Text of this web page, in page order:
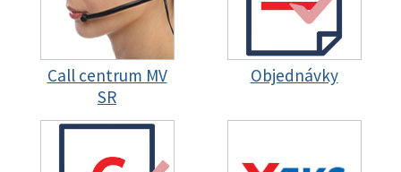
Call centrum MV
SR
Objednávky